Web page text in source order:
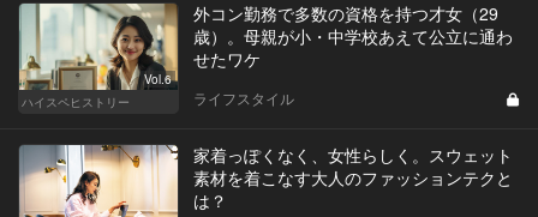
Vol.6
ハイスペヒストリー
外コン勤務で多数の資格を持つ才女（29
歳）。母親が小・中学校あえて公立に通わ
せたワケ
ライフスタイル
家着っぽくなく、女性らしく。スウェット
素材を着こなす大人のファッションテクと
は？